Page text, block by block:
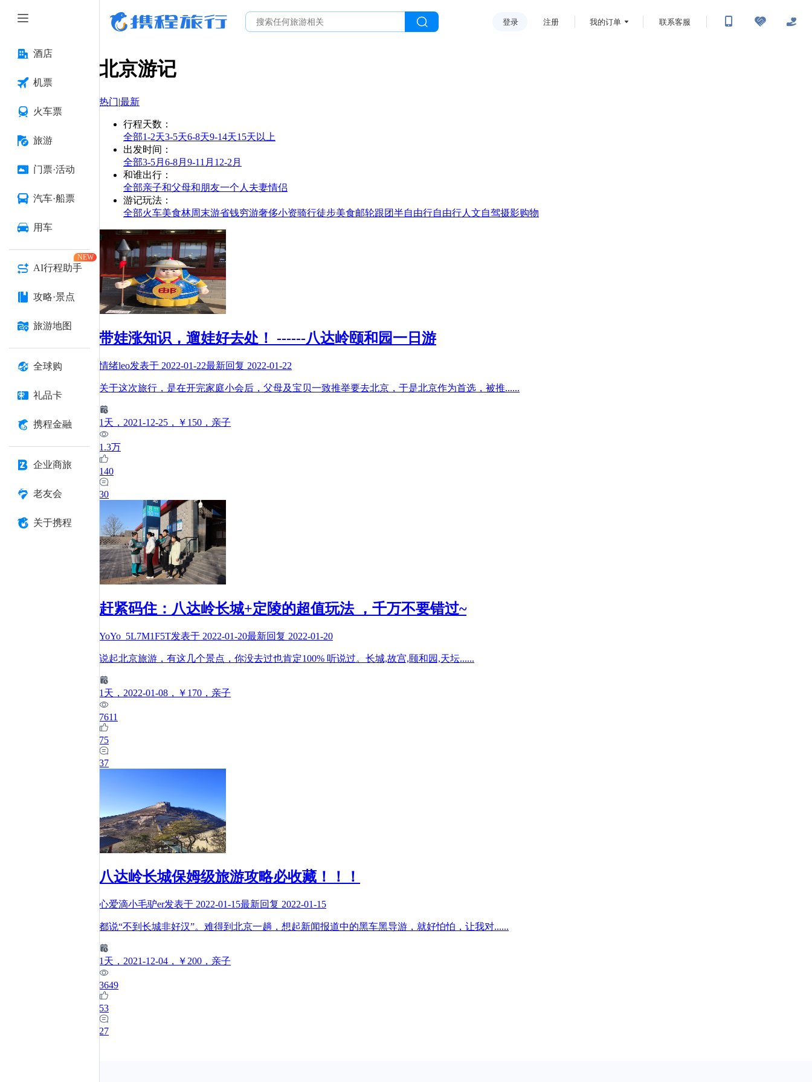
酒店
机票
火车票
旅游
门票·活动
汽车·船票
用车
AI行程助手
NEW
攻略·景点
旅游地图
全球购
礼品卡
携程金融
企业商旅
老友会
关于携程
登录 注册 我的订单 联系客服
北京游记
热门|最新
行程天数 ：
全部1-2天3-5天6-8天9-14天15天以上
出发时间 ：
全部3-5月 6-8月 9-11月 12-2月
和谁出行 ：
全部亲子和父母和朋友一个人 夫妻情侣
游记玩法 ：
全部火车美食林周末游省钱穷游奢侈小资骑行徒步美食邮轮跟团半自由行自由行人文自驾摄影购物
带娃涨知识，遛娃好去处！ ------八达岭颐和园一日游
情绪leo发表于 2022-01-22最新回复 2022-01-22
关于这次旅行，是在开完家庭小会后，父母及宝贝一致推举要去北京，于是北京作为首选，被推......
1 天 ，2021-12-25 ，￥150 ，亲子
1.3万
140
30
赶紧码住：八达岭长城+定陵的超值玩法 ，千万不要错过~
YoYo_5L7M1F5T发表于 2022-01-20最新回复 2022-01-20
说起北京旅游，有这几个景点，你没去过也肯定100% 听说过。长城,故宫,颐和园,天坛......
1 天 ，2022-01-08 ，￥170 ，亲子
7611
75
37
八达岭长城保姆级旅游攻略必收藏！！！
心爱滴小毛驴er发表于 2022-01-15最新回复 2022-01-15
都说“不到长城非好汉”。难得到北京一趟，想起新闻报道中的黑车黑导游，就好怕怕，让我对......
1 天 ，2021-12-04 ，￥200 ，亲子
3649
53
27